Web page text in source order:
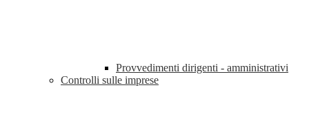
Provvedimenti dirigenti - amministrativi
Controlli sulle imprese